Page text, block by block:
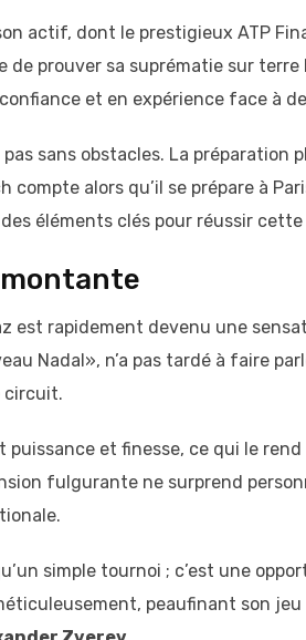
actif, dont le prestigieux ATP
de prouver sa suprématie sur
et en expérience face à
sans obstacles. La
alors qu’il se prépare à
éléments clés pour réussir cette
montante
est rapidement devenu une
Nadal», n’a pas tardé à faire
circuit.
et finesse, ce qui le
fulgurante ne surprend
simple tournoi ; c’est une
peaufinant son